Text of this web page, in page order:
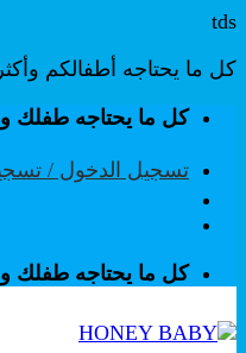
tds
كل ما يحتاجه أطفالكم
تخطيكل ما يحتاجه طفلك
تسجيل الدخول /
كل ما يحتاجه طفلك